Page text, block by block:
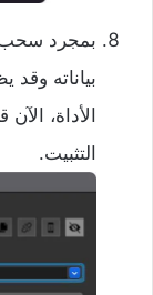
بمجرد سحب
بياناته
الأداة،
التثبيت.